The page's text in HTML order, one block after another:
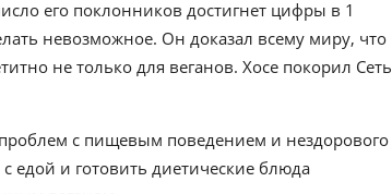
его поклонников достигнет цифры в 1
невозможное. Он доказал всему миру, что
не только для веганов. Хосе покорил Сеть
с пищевым поведением и нездорового
едой и готовить диетические блюда